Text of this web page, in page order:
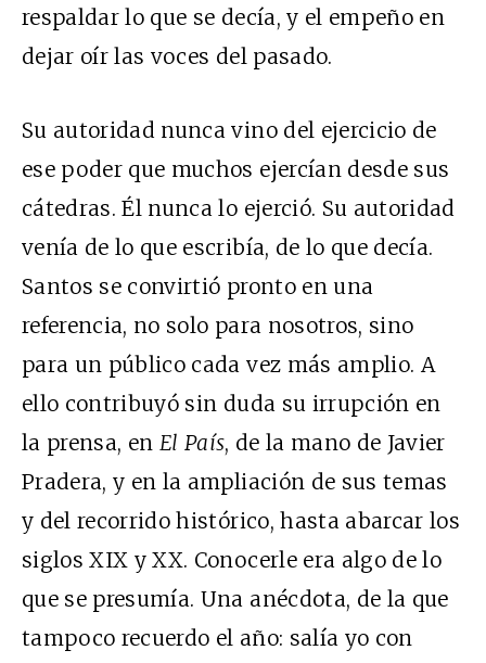
respaldar lo que se decía, y el empeño en
dejar oír las voces del pasado.
Su autoridad nunca vino del ejercicio de
ese poder que muchos ejercían desde sus
cátedras. Él nunca lo ejerció. Su autoridad
venía de lo que escribía, de lo que decía.
Santos se convirtió pronto en una
referencia, no solo para nosotros, sino
para un público cada vez más amplio. A
ello contribuyó sin duda su irrupción en
la prensa, en El País, de la mano de Javier
Pradera, y en la ampliación de sus temas
y del recorrido histórico, hasta abarcar los
siglos XIX y XX. Conocerle era algo de lo
que se presumía. Una anécdota, de la que
tampoco recuerdo el año: salía yo con